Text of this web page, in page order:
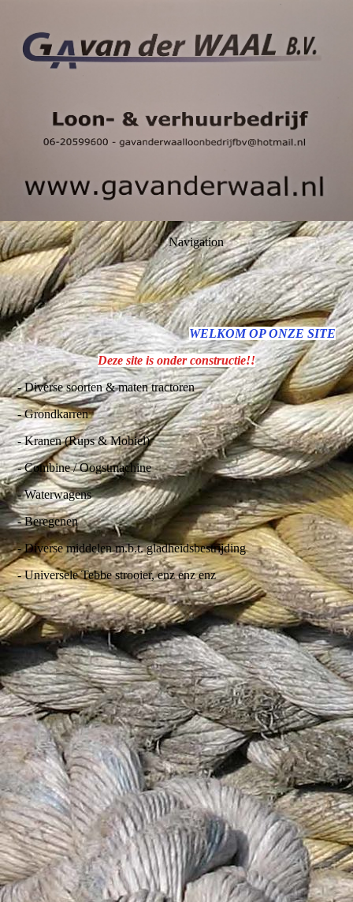
Navigation
WELKOM OP ONZE SITE
Deze site is onder constructie!!
- Diverse soorten & maten tractoren
- Grondkarren
- Kranen (Rups & Mobiel)
- Combine / Oogstmachine
- Waterwagens
- Beregenen
- Diverse middelen m.b.t. gladheidsbestrijding
- Universele Tebbe strooier, enz enz enz